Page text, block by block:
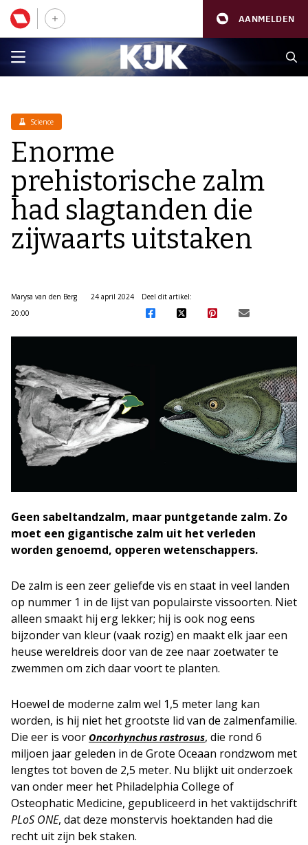
AANMELDEN
Science
Enorme
prehistorische zalm
had slagtanden die
zijwaarts uitstaken
Marysa van den Berg
24 april 2024
20:00
Deel dit artikel:
Geen sabeltandzalm, maar puntgetande zalm. Zo
moet een gigantische zalm uit het verleden
worden genoemd, opperen wetenschappers.
De zalm is een zeer geliefde vis en staat in veel landen
op nummer 1 in de lijst van populairste vissoorten. Niet
alleen smaakt hij erg lekker; hij is ook nog eens
bijzonder van kleur (vaak rozig) en maakt elk jaar een
heuse wereldreis door van de zee naar zoetwater te
zwemmen om zich daar voort te planten.
Hoewel de moderne zalm wel 1,5 meter lang kan
worden, is hij niet het grootste lid van de zalmenfamilie.
Die eer is voor Oncorhynchus rastrosus, die rond 6
miljoen jaar geleden in de Grote Oceaan rondzwom met
lengtes tot boven de 2,5 meter. Nu blijkt uit onderzoek
van onder meer het Philadelphia College of
Osteophatic Medicine, gepubliceerd in het vaktijdschrift
PLoS ONE, dat deze monstervis hoektanden had die
recht uit zijn bek staken.